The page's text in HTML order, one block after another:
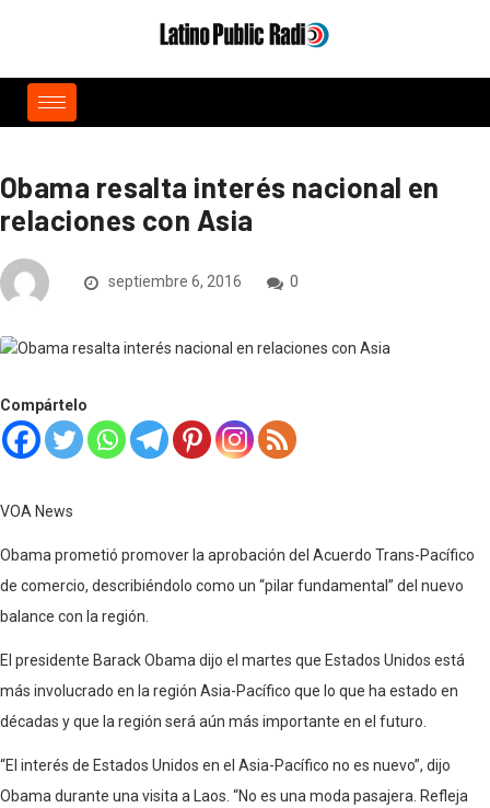
Obama resalta interés nacional en
relaciones con Asia
septiembre 6, 2016 0
Compártelo
VOA News
Obama prometió promover la aprobación del Acuerdo Trans-Pacífico
de comercio, describiéndolo como un “pilar fundamental” del nuevo
balance con la región.
El presidente Barack Obama dijo el martes que Estados Unidos está
más involucrado en la región Asia-Pacífico que lo que ha estado en
décadas y que la región será aún más importante en el futuro.
“El interés de Estados Unidos en el Asia-Pacífico no es nuevo”, dijo
Obama durante una visita a Laos. “No es una moda pasajera. Refleja